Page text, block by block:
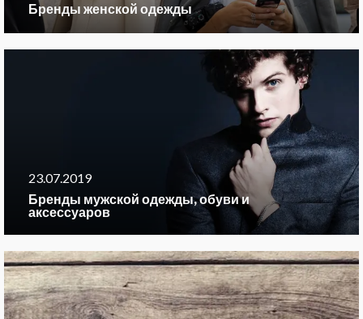
Бренды женской одежды
23.07.2019
Бренды мужской одежды, обуви и
аксессуаров